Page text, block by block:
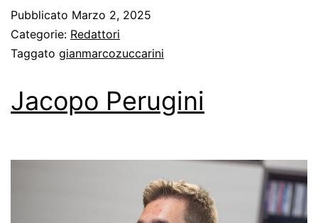
Pubblicato Marzo 2, 2025
Categorie: Redattori
Taggato gianmarcozuccarini
Jacopo Perugini